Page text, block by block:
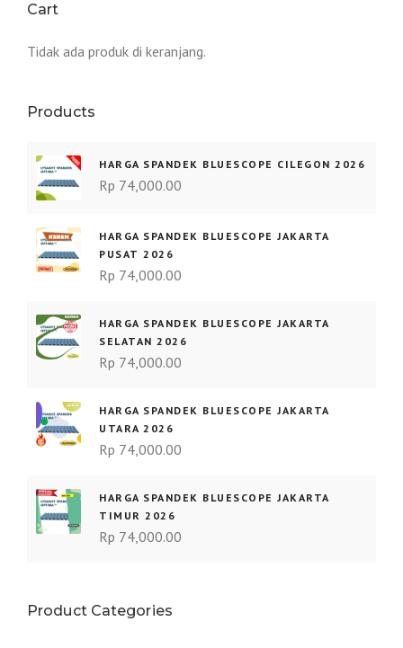
Cart
Tidak ada produk di keranjang.
Products
HARGA SPANDEK BLUESCOPE CILEGON 2026
Rp 74,000.00
HARGA SPANDEK BLUESCOPE JAKARTA
PUSAT 2026
Rp 74,000.00
HARGA SPANDEK BLUESCOPE JAKARTA
SELATAN 2026
Rp 74,000.00
HARGA SPANDEK BLUESCOPE JAKARTA
UTARA 2026
Rp 74,000.00
HARGA SPANDEK BLUESCOPE JAKARTA
TIMUR 2026
Rp 74,000.00
Product Categories